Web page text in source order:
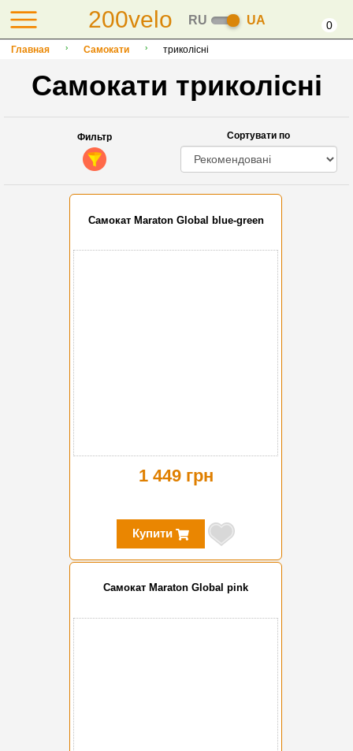
200velo RU UA 0
Главная Самокати триколісні
Самокати триколісні
Фильтр Сортувати по
Cамокат Maraton Global blue-green
1 449 грн
Купити
Cамокат Maraton Global pink